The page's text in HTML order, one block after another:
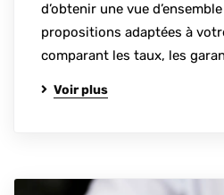
d’obtenir une vue
propositions adaptées à
comparant les taux, les
Voir plus